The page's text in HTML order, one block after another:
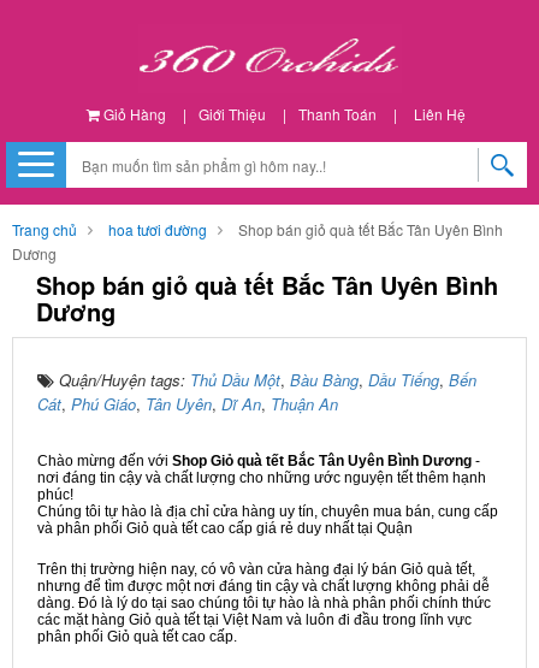
Giỏ Hàng | Giới Thiệu | Thanh Toán | Liên Hệ
Trang chủ hoa tươi đường
Shop bán giỏ quà tết Bắc Tân Uyên Bình
Dương
Shop bán giỏ quà tết Bắc Tân Uyên Bình
Dương
Quận/Huyện tags: Thủ Dầu Một, Bàu Bàng, Dầu Tiếng, Bến
Cát, Phú Giáo, Tân Uyên, Dĩ An, Thuận An
Chào mừng đến với Shop Giỏ quà tết Bắc Tân Uyên Bình Dương -
nơi đáng tin cậy và chất lượng cho những ước nguyện tết thêm hạnh
phúc!
Chúng tôi tự hào là địa chỉ cửa hàng uy tín, chuyên mua bán, cung cấp
và phân phối Giỏ quà tết cao cấp giá rẻ duy nhất tại Quận
Trên thị trường hiện nay, có vô vàn cửa hàng đại lý bán Giỏ quà tết,
nhưng để tìm được một nơi đáng tin cậy và chất lượng không phải dễ
dàng. Đó là lý do tại sao chúng tôi tự hào là nhà phân phối chính thức
các mặt hàng Giỏ quà tết tại Việt Nam và luôn đi đầu trong lĩnh vực
phân phối Giỏ quà tết cao cấp.